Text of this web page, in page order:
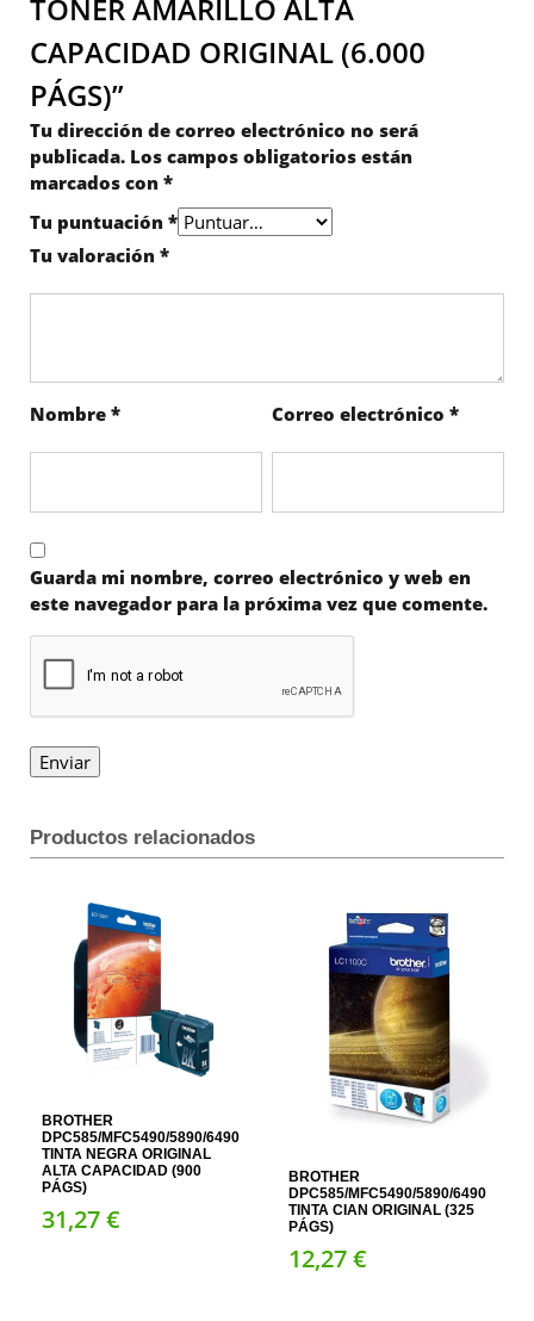
TONER AMARILLO ALTA
CAPACIDAD ORIGINAL (6.000
PÁGS)”
Tu dirección de correo electrónico no será
publicada. Los campos obligatorios están
marcados con*
Tu puntuación*
Tu valoración*
Nombre* Correo electrónico *
Guarda mi nombre, correo electrónico y web en
este navegador para la próxima vez que comente.
Productos relacionados
BROTHER
DPC585/MFC5490/5890/6490
TINTA NEGRA ORIGINAL
ALTA CAPACIDAD (900
PÁGS)
31,27 €
BROTHER
DPC585/MFC5490/5890/6490
TINTA CIAN ORIGINAL (325
PÁGS)
12,27€